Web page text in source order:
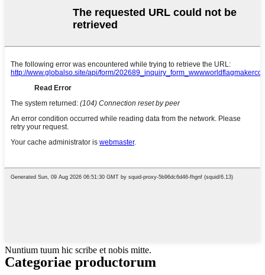
Nuntium tuum hic scribe et nobis mitte.
Categoriae productorum